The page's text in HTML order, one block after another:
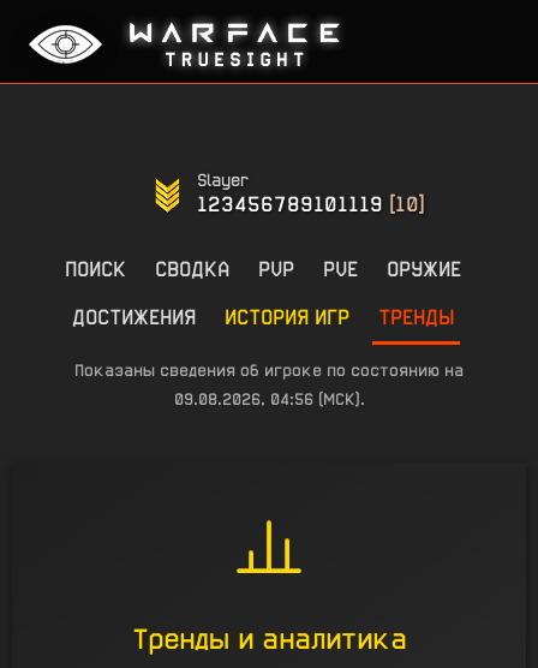
Slayer
123456789101119 [10]
ПОИСК СВОДКА PVP PVE
ОРУЖИЕ
ДОСТИЖЕНИЯ
ИСТОРИЯ ИГР ТРЕНДЫ
Показаны сведения об игроке по состоянию на
09.08.2026, 04:56 (МСК).
Тренды и аналитика